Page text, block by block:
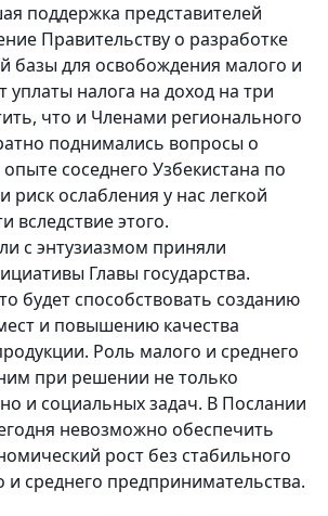
поддержка представителей
Правительству о разработке
базы для освобождения малого и
уплаты налога на доход на три
что и Членами регионального
поднимались вопросы о
соседнего Узбекистана по
ослабления у нас легкой
этого.
с энтузиазмом приняли
Главы государства.
будет способствовать созданию
и повышению качества
Роль малого и среднего
при решении не только
и социальных задач. В Послании
невозможно обеспечить
рост без стабильного
и среднего предпринимательства.